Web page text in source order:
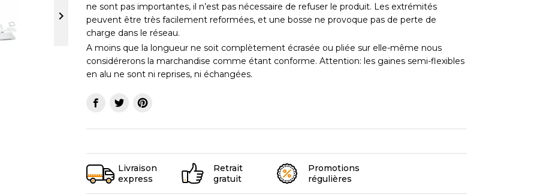

ne sont pas importantes, il n’est pas nécessaire de refuser le produit. Les extrémités
peuvent être très facilement reformées, et une bosse ne provoque pas de perte de
charge dans le réseau.
A moins que la longueur ne soit complètement écrasée ou pliée sur elle-même nous
considérerons la marchandise comme étant conforme. Attention: les gaines semi-flexibles
en alu ne sont ni reprises, ni échangées.
Livraison
express
Retrait
gratuit
Promotions
régulières